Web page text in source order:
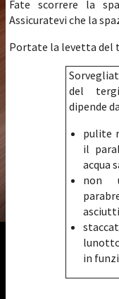
Fate scorrere la
Assicuratevi che la
Portate la levetta del
del
dipende
pulite
il
acqua
non
in